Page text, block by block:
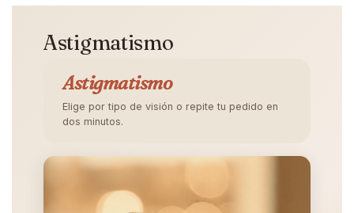
Astigmatismo
Astigmatismo
Elige por tipo de visión o repite tu pedido en
dos minutos.